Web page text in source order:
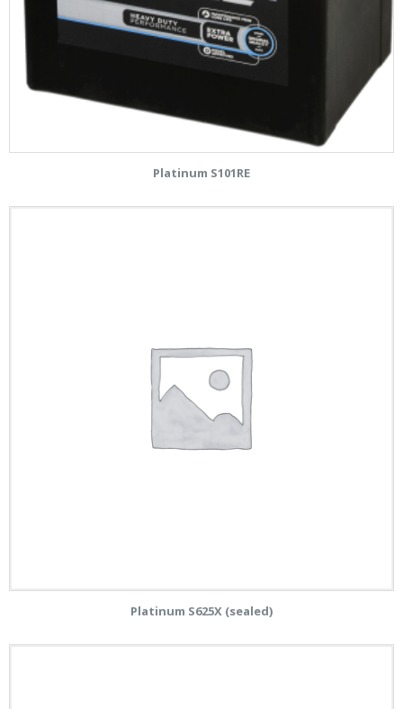
Platinum S101RE
Platinum S625X (sealed)